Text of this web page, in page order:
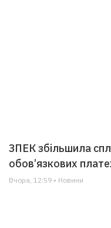
ЗПЕК збільшила
обов’язкових
Вчора, 12:59 • Новини